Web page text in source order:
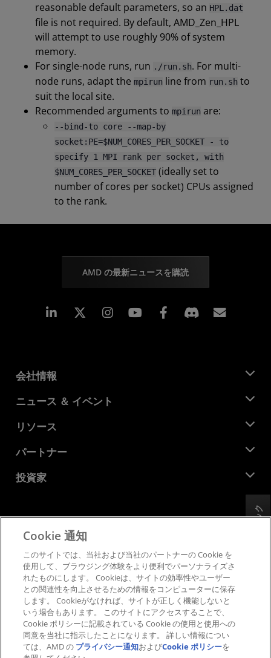
reasonable default parameters, so an HPL.dat
file is not required. By default, AMD_Zen_HPL
will attempt to use roughly 90% of system
memory.
For single-node runs, run ./run.sh. For multi-
node runs, adapt the mpirun line from run.sh to
suit the local site.
Recommended arguments to mpirun are:
--bind-to core --map-by
socket:PE=$NUM_CORES_PER_SOCKET - to
specify 1 MPI rank per socket, with
$NUM_CORES_PER_SOCKET (ideally set to
number of cores per socket) CPUs assigned
to the rank.
AMD の最新ニュースを購読
Linkedin Instagram Facebook
会社情報
AMD について
企業責任
キャリア
お問い合わせ
ニュース ＆ イベント
ニュースルーム
メディア ライブラリ
リソース
デベロッパー セントラル
ケース スタディ
パートナー
AMD パートナー ハブ
投資家
財務情報
取締役会
SEC 提出書類
プライバシー
商標
サプライ チェーンの透明性
公正でオープンな競争
英国税務戦略
Cookie ポリシー
Cookie の設定
フィードバック
Cookie 通知
このサイトでは、当社および当社のパートナーの Cookie を
使用して、ブラウジング体験をより便利でパーソナライズさ
れたものにします。 Cookieは、サイトの効率性やユーザー
との関連性を向上させるための情報をコンピューターに保存
します。 Cookieがなければ、サイトが正しく機能しないと
いう場合もあります。 このサイトにアクセスすることで、
Cookie ポリシーに記載されている Cookie の使用と使用への
同意を当社に指示したことになります。 詳しい情報につい
ては、AMD の プライバシー通知およびCookie ポリシーを